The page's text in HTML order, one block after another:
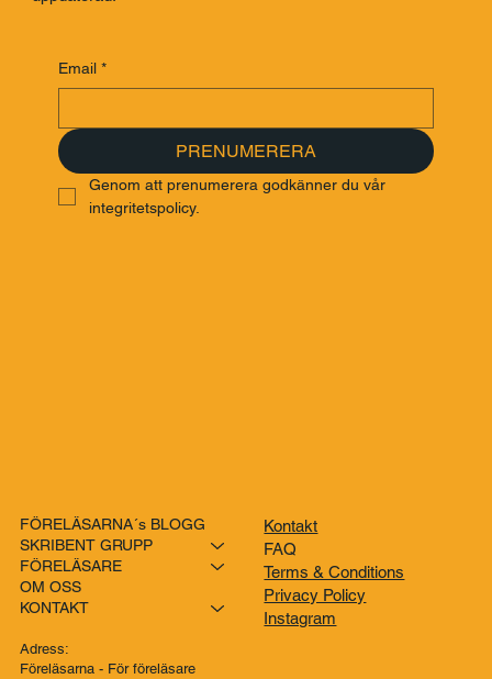
PRENUMERERA
FÖRELÄSARNA´s BLOGG
SKRIBENT GRUPP
FÖRELÄSARE
KONTAKT
Kontakt
FAQ
Terms & Conditions